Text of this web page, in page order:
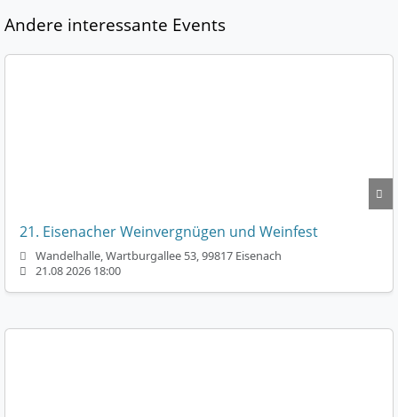
Andere interessante Events
21. Eisenacher Weinvergnügen und Weinfest
Wandelhalle, Wartburgallee 53, 99817 Eisenach
21.08 2026 18:00